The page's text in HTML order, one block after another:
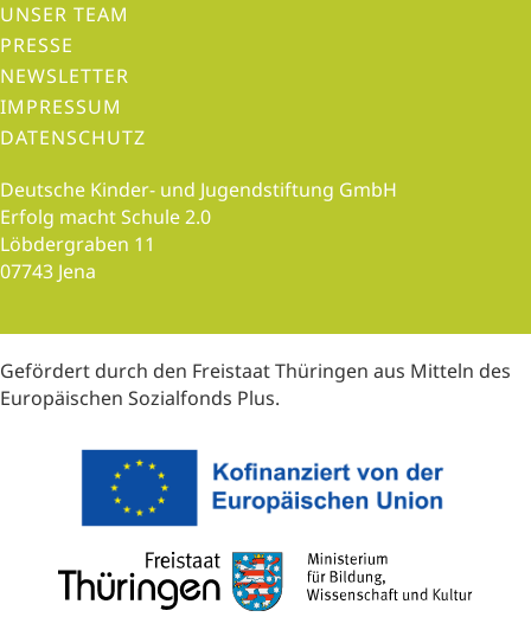
UNSER TEAM
PRESSE
NEWSLETTER
IMPRESSUM
DATENSCHUTZ
Deutsche Kinder- und Jugendstiftung GmbH
Erfolg macht Schule 2.0
Löbdergraben 11
07743 Jena
Gefördert durch den Freistaat Thüringen aus Mitteln des
Europäischen Sozialfonds Plus.